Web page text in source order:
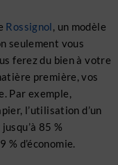
Rossignol, un modèle
seulement vous
ferez du bien à votre
première, vos
Par exemple,
l’utilisation d’un
85 %
% d’économie.